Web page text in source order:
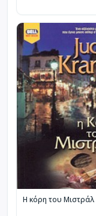
Η κόρη του Μιστράλ